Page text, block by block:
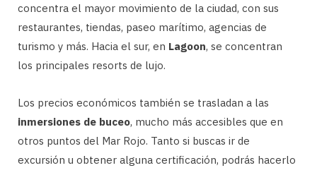
concentra el mayor movimiento de la ciudad, con sus
restaurantes, tiendas, paseo marítimo, agencias de
turismo y más. Hacia el sur, en Lagoon, se concentran
los principales resorts de lujo.
Los precios económicos también se trasladan a las
inmersiones de buceo, mucho más accesibles que en
otros puntos del Mar Rojo. Tanto si buscas ir de
excursión u obtener alguna certificación, podrás hacerlo